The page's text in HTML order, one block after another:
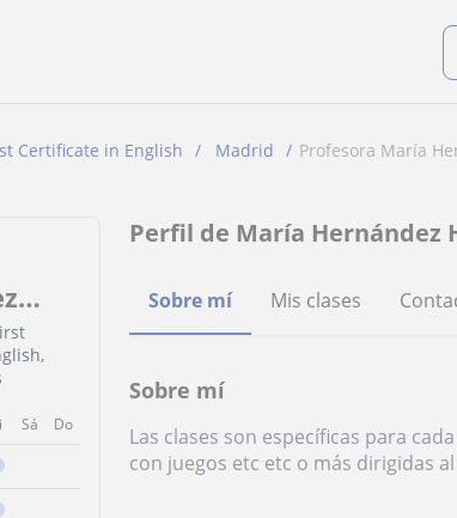
Certificate in English Madrid Profesora María
Sá Do
Perfil de María Hernández
Sobre mí Mis clases
Sobre mí
Las clases son específicas para
con juegos etc etc o más dirigidas